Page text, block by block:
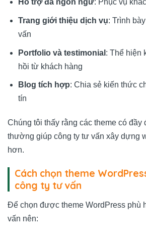
Hỗ trợ đa ngôn ngữ: Phục vụ
Trang giới thiệu dịch vụ: Trình
vấn
Portfolio và testimonial : Thể hiện
hồi từ khách hàng
Blog tích hợp: Chia sẻ kiến thức
tín
Chúng tôi thấy rằng các theme có đầy
thường giúp công ty tư vấn xây dựng
hơn.
Cách chọn theme
công ty tư vấn
Để chọn được theme WordPress phù
vấn nên: